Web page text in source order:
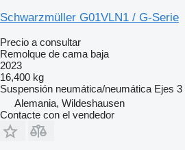
Schwarzmüller G01VLN1 / G-Serie
Precio a consultar
Remolque de cama baja
2023
16,400 kg
Suspensión neumática/neumática Ejes 3
Alemania, Wildeshausen
Contacte con el vendedor